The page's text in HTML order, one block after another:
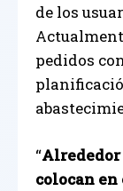
de los
pedidos
“Alrededor
colocan